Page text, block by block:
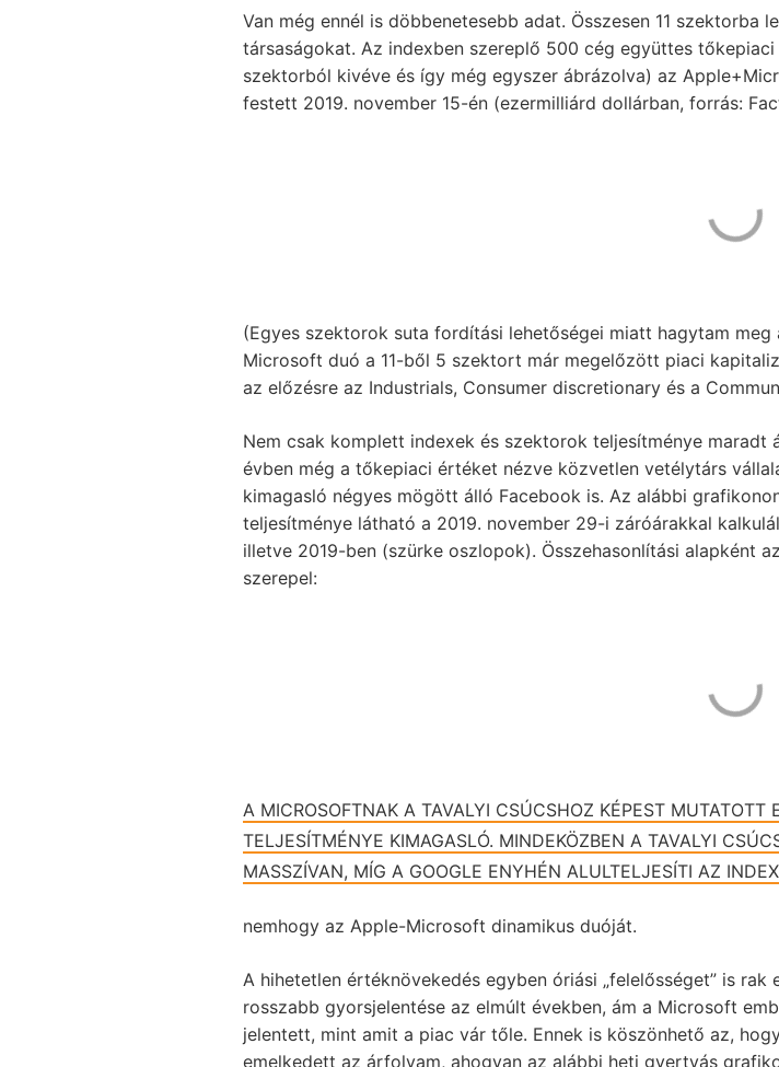
Van még ennél is döbbenetesebb adat. Összesen 11 szektorba
társaságokat. Az indexben szereplő 500 cég együttes
szektorból kivéve és így még egyszer ábrázolva) az
festett 2019. november 15-én (ezermilliárd dollárban, forrás:
(Egyes szektorok suta fordítási lehetőségei miatt hagytam
Microsoft duó a 11-ből 5 szektort már megelőzött piaci
az előzésre az Industrials, Consumer discretionary és a
Nem csak komplett indexek és szektorok teljesítménye
évben még a tőkepiaci értéket nézve közvetlen vetélytárs
kimagasló négyes mögött álló Facebook is. Az alábbi
teljesítménye látható a 2019. november 29-i záróárakkal
illetve 2019-ben (szürke oszlopok). Összehasonlítási alapként
szerepel:
A MICROSOFTNAK A TAVALYI CSÚCSHOZ KÉPEST MUTATOTT
TELJESÍTMÉNYE KIMAGASLÓ. MINDEKÖZBEN A TAVALYI
MASSZÍVAN, MÍG A GOOGLE ENYHÉN ALULTELJESÍTI AZ
nemhogy az Apple-Microsoft dinamikus duóját.
A hihetetlen értéknövekedés egyben óriási „felelősséget” is
rosszabb gyorsjelentése az elmúlt években, ám a Microsoft
jelentett, mint amit a piac vár tőle. Ennek is köszönhető az,
emelkedett az árfolyam, ahogyan az alábbi heti gyertyás